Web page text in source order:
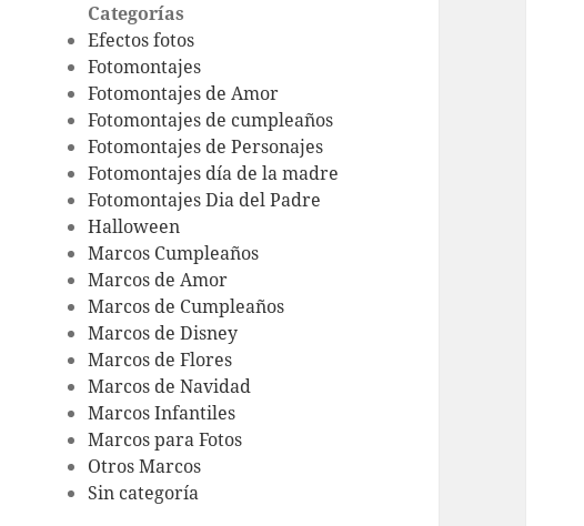
Categorías
Efectos fotos
Fotomontajes
Fotomontajes de Amor
Fotomontajes de cumpleaños
Fotomontajes de Personajes
Fotomontajes día de la madre
Fotomontajes Dia del Padre
Halloween
Marcos Cumpleaños
Marcos de Amor
Marcos de Cumpleaños
Marcos de Disney
Marcos de Flores
Marcos de Navidad
Marcos Infantiles
Marcos para Fotos
Otros Marcos
Sin categoría